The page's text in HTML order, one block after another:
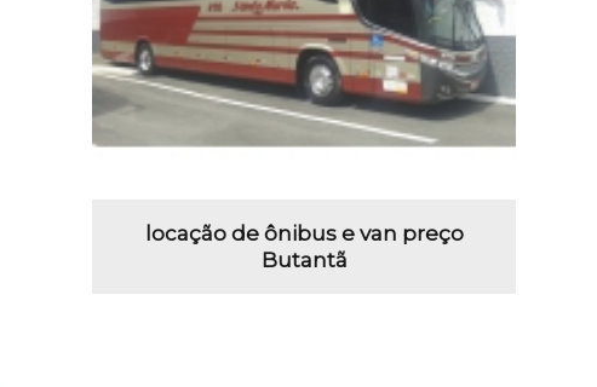
locação de ônibus e van preço
Butantã